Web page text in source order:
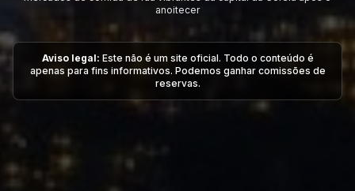
anoitecer
Aviso legal: Este não é um site oficial. Todo o conteúdo é
apenas para fins informativos. Podemos ganhar comissões de
reservas.